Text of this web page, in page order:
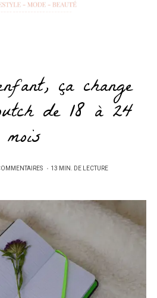
ça change
de 18 à 24
mois
13 MIN. DE LECTURE